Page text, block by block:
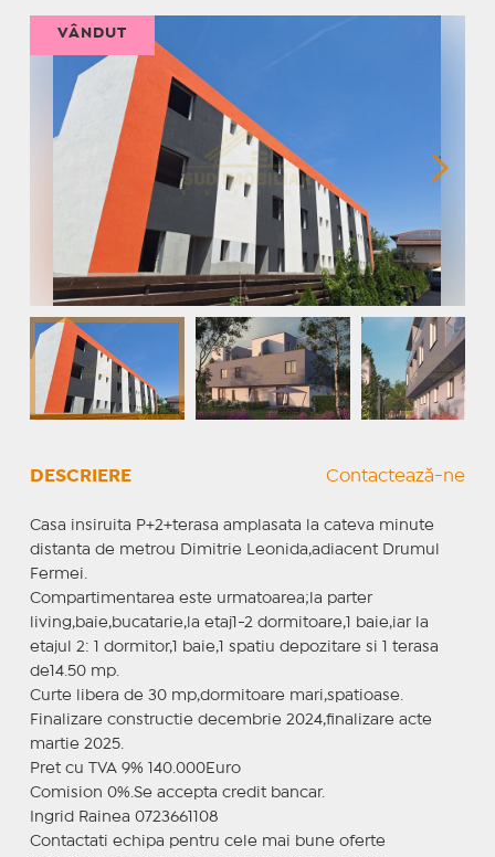
VÂNDUT
DESCRIERE Contactează-ne
Casa insiruita P+2+terasa amplasata la cateva minute
distanta de metrou Dimitrie Leonida,adiacent Drumul
Fermei.
Compartimentarea este urmatoarea;la parter
living,baie,bucatarie,la etaj1-2 dormitoare,1 baie,iar la
etajul 2: 1 dormitor,1 baie,1 spatiu depozitare si 1 terasa
de14.50 mp.
Curte libera de 30 mp,dormitoare mari,spatioase.
Finalizare constructie decembrie 2024,finalizare acte
martie 2025.
Pret cu TVA 9% 140.000Euro
Comision 0%.Se accepta credit bancar.
Ingrid Rainea 0723661108
Contactati echipa pentru cele mai bune oferte